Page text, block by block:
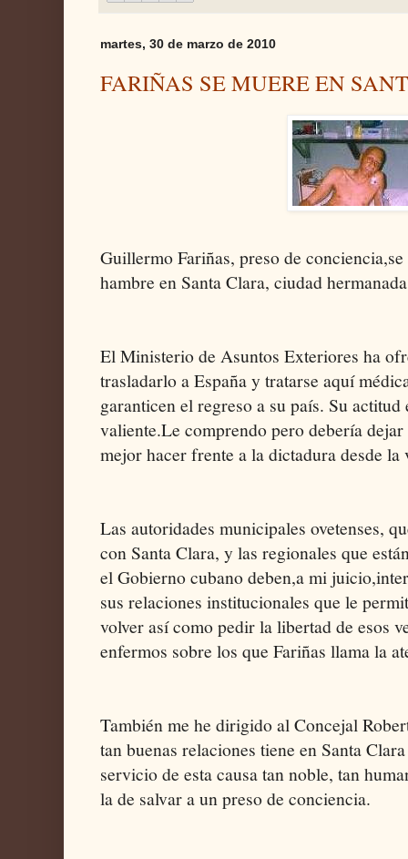
martes, 30 de marzo de 2010
FARIÑAS SE MUERE EN
Guillermo Fariñas, preso de
hambre en Santa Clara, ciudad
El Ministerio de Asuntos Exteriores ha
trasladarlo a España y tratarse aquí
garanticen el regreso a su país. Su
valiente.Le comprendo pero debería
mejor hacer frente a la dictadura desde la
Las autoridades municipales ovetenses,
con Santa Clara, y las regionales que
el Gobierno cubano deben,a mi
sus relaciones institucionales que le
volver así como pedir la libertad de esos
enfermos sobre los que Fariñas llama la
También me he dirigido al Concejal
tan buenas relaciones tiene en Santa
servicio de esta causa tan noble, tan
la de salvar a un preso de conciencia.